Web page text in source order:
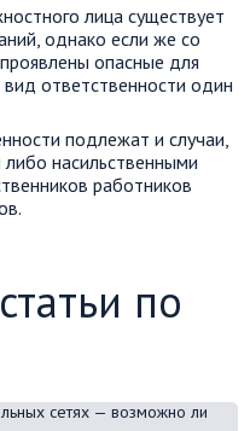
лица существует
однако если же со
опасные для
ответственности один
подлежат и случаи,
насильственными
работников
по